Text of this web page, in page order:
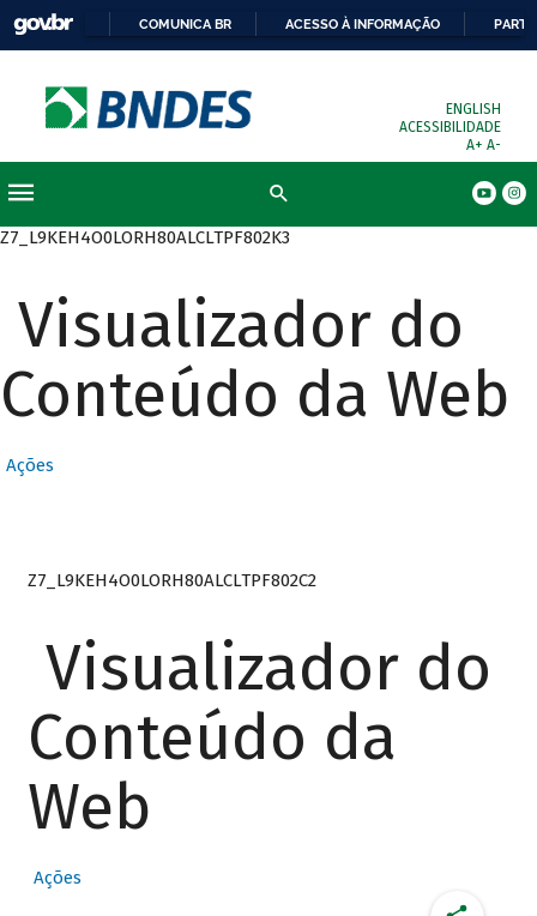
COMUNICA BR ACESSO À INFORMAÇÃO
ENGLISH
ACESSIBILIDADE
A+ A-
Z7_L9KEH4O0LORH80ALCLTPF802K3
Visualizador do
Conteúdo da Web
Ações
Z7_L9KEH4O0LORH80ALCLTPF802C2
Visualizador do
Conteúdo da
Web
Ações